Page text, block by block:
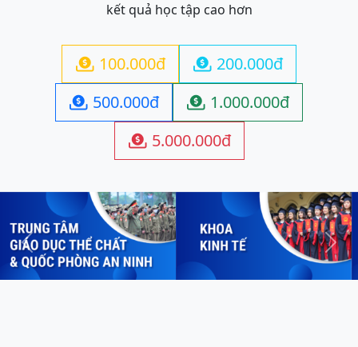
kết quả học tập cao hơn
 100.000đ  200.000đ
 500.000đ  1.000.000đ
 5.000.000đ
Previous Next